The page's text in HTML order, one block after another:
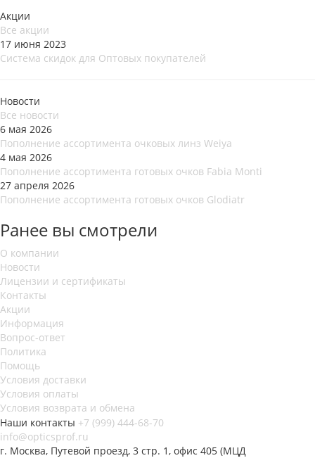
Акции
Все акции
17 июня 2023
Система скидок для Оптовых покупателей
Новости
Все новости
6 мая 2026
Пополнение ассортимента очковых линз Weiya
4 мая 2026
Пополнение ассортимента готовых очков Fabia Monti
27 апреля 2026
Пополнение ассортимента готовых очков Glodiatr
Ранее вы смотрели
О компании
Новости
Лицензии и сертификаты
Контакты
Акции
Информация
Вопрос-ответ
Политика
Помощь
Условия доставки
Условия оплаты
Условия возврата и обмена
Наши контакты +7 (999) 444-68-70
info@opticsprof.ru
г. Москва, Путевой проезд, 3 стр. 1, офис 405 (МЦД